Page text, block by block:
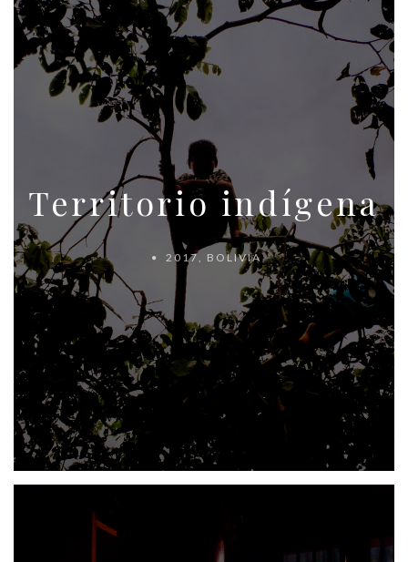
Territorio indígena
2017, BOLIVIA